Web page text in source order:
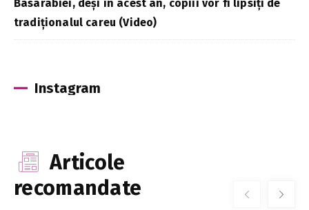
Basarabiei, deși în acest an, copiii vor fi lipsiți de
tradiționalul careu (Video)
Instagram
Articole
recomandate